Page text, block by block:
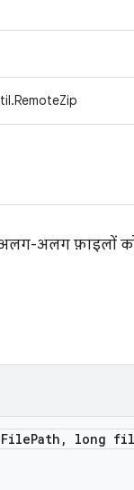
अलग-अलग फ़ाइलों
FilePath , long